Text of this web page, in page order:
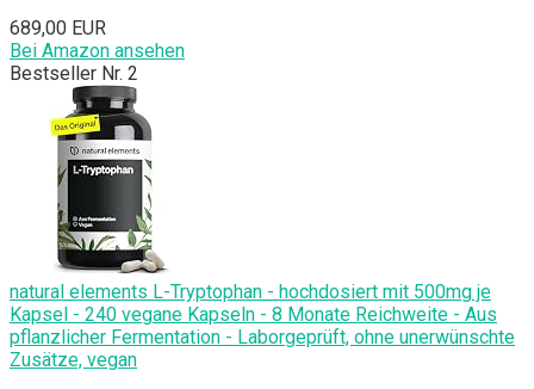
689,00 EUR
Bei Amazon ansehen
Bestseller Nr. 2
natural elements L-Tryptophan - hochdosiert mit 500mg je
Kapsel - 240 vegane Kapseln - 8 Monate Reichweite - Aus
pflanzlicher Fermentation - Laborgeprüft, ohne unerwünschte
Zusätze, vegan